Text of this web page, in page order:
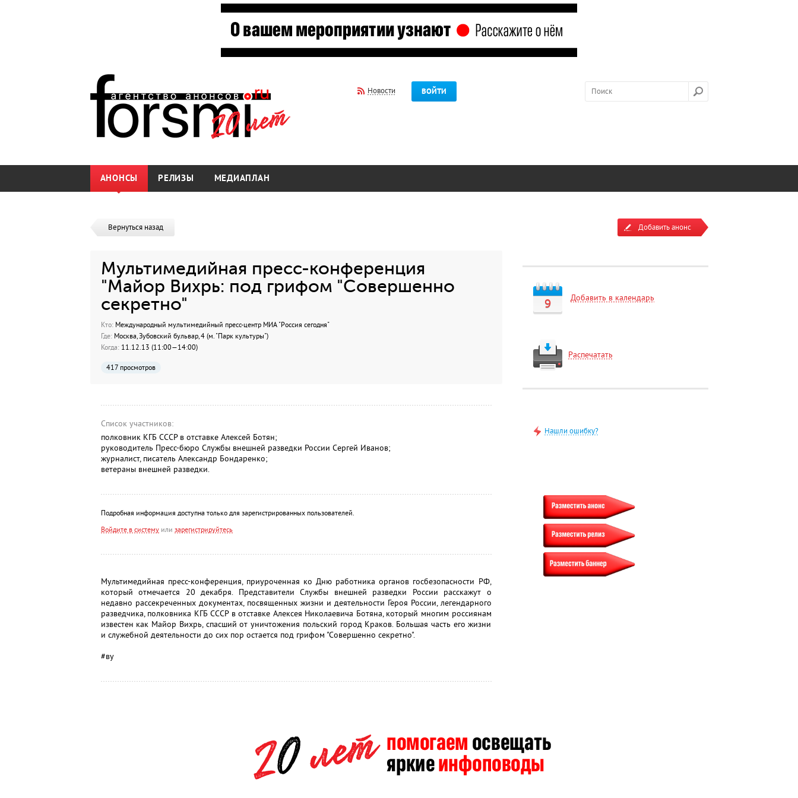
Новости ВОЙТИ
АНОНСЫ РЕЛИЗЫ МЕДИАПЛАН
Вернуться назад
Мультимедийная пресс-конференция
"Майор Вихрь: под грифом "Совершенно
секретно"
Кто:Международный мультимедийный пресс-центр МИА "Россия сегодня"
Где:Москва, Зубовский бульвар, 4 (м. "Парк культуры")
Когда:11.12.13 (11:00—14:00)
417 просмотров
Список участников:
полковник КГБ СССР в отставке Алексей Ботян;
руководитель Пресс-бюро Службы внешней разведки России Сергей Иванов;
журналист, писатель Александр Бондаренко;
ветераны внешней разведки.
Подробная информация доступна только для зарегистрированных пользователей.
Войдите в системуили зарегистрируйтесь
Мультимедийная пресс-конференция, приуроченная ко Дню работника органов госбезопасности РФ,
который отмечается 20 декабря. Представители Службы внешней разведки России расскажут о
недавно рассекреченных документах, посвященных жизни и деятельности Героя России, легендарного
разведчика, полковника КГБ СССР в отставке Алексея Николаевича Ботяна, который многим россиянам
известен как Майор Вихрь, спасший от уничтожения польский город Краков. Большая часть его жизни
и служебной деятельности до сих пор остается под грифом "Совершенно секретно".
#ву
Добавить анонс
9 Добавить в календарь
Распечатать
Нашли ошибку?